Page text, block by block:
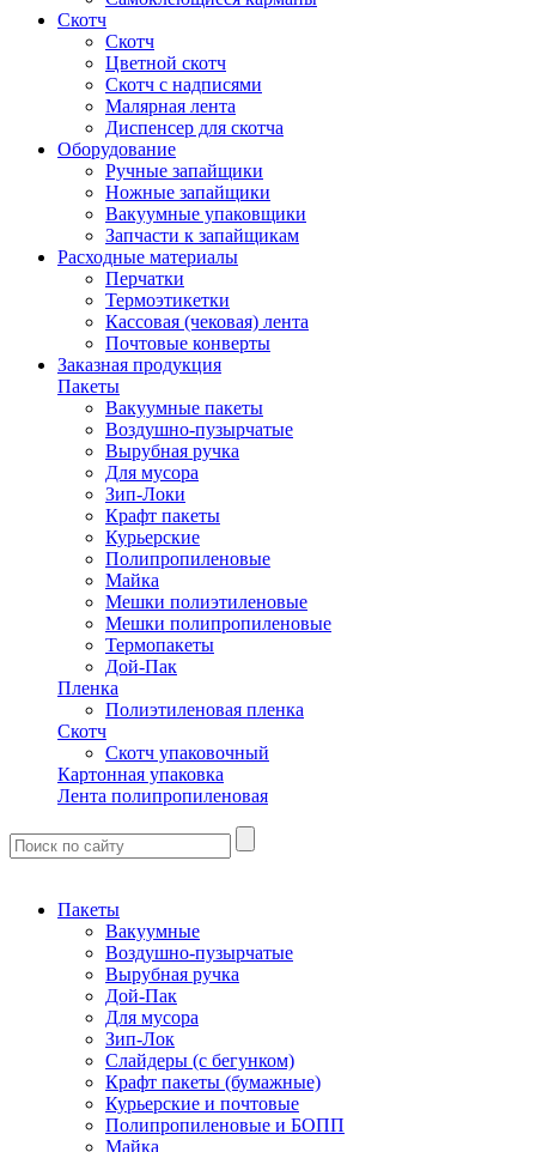
Скотч
Скотч
Цветной скотч
Скотч с надписями
Малярная лента
Диспенсер для скотча
Оборудование
Ручные запайщики
Ножные запайщики
Вакуумные упаковщики
Запчасти к запайщикам
Расходные материалы
Перчатки
Термоэтикетки
Кассовая (чековая) лента
Почтовые конверты
Заказная продукция
Пакеты
Вакуумные пакеты
Воздушно-пузырчатые
Вырубная ручка
Для мусора
Зип-Локи
Крафт пакеты
Курьерские
Полипропиленовые
Майка
Мешки полиэтиленовые
Мешки полипропиленовые
Термопакеты
Дой-Пак
Пленка
Полиэтиленовая пленка
Скотч
Скотч упаковочный
Картонная упаковка
Лента полипропиленовая
Пакеты
Вакуумные
Воздушно-пузырчатые
Вырубная ручка
Дой-Пак
Для мусора
Зип-Лок
Слайдеры (с бегунком)
Крафт пакеты (бумажные)
Курьерские и почтовые
Полипропиленовые и БОПП
Майка